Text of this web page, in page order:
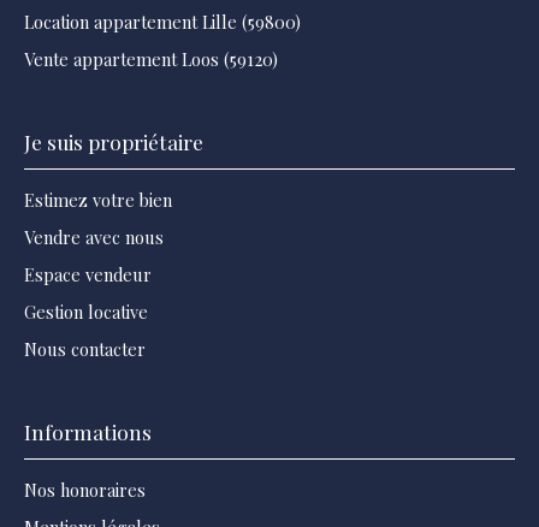
Location appartement Lille (59800)
Vente appartement Loos (59120)
Je suis propriétaire
Estimez votre bien
Vendre avec nous
Espace vendeur
Gestion locative
Nous contacter
Informations
Nos honoraires